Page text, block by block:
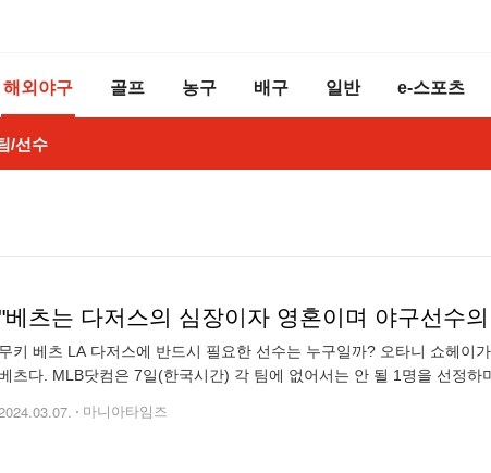
해외야구 골프 농구 배구 일반 e-스포츠
/선수
무키 베츠 LA 다저스에 반드시 필요한 선수는 누구일까? 오타니 쇼헤이
츠다. MLB닷컴은 7일(한국시간) 각 팀에 없어서는 안 될 1명을 선정하
마니아타임즈